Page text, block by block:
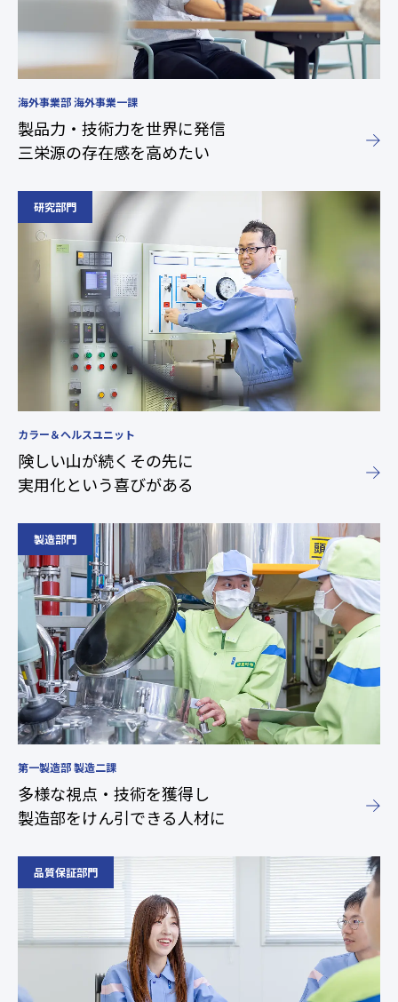
海外事業部 海外事業一課
製品力・技術力を世界に発信
三栄源の存在感を高めたい
カラー＆ヘルスユニット
険しい山が続くその先に
実用化という喜びがある
第一製造部 製造二課
多様な視点・技術を獲得し
製造部をけん引できる人材に